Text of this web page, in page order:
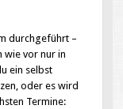
durchgeführt –
wie vor nur in
ein selbst
oder es wird
Termine: